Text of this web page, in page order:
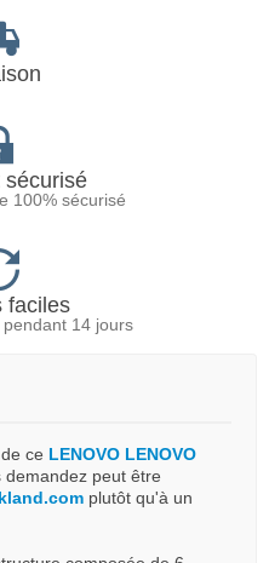
sécurisé
100% sécurisé
faciles
14 jours
ce LENOVO LENOVO
demandez peut être
plutôt qu'à un